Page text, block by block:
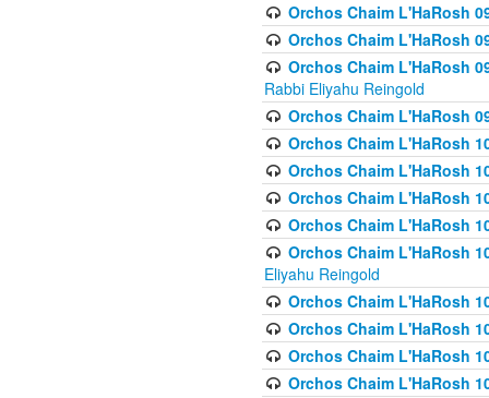
Orchos Chaim L'HaRosh
Orchos Chaim L'HaRosh
Orchos Chaim L'HaRosh
Rabbi Eliyahu Reingold
Orchos Chaim L'HaRosh
Orchos Chaim L'HaRosh
Orchos Chaim L'HaRosh
Orchos Chaim L'HaRosh
Orchos Chaim L'HaRosh
Orchos Chaim L'HaRosh
Eliyahu Reingold
Orchos Chaim L'HaRosh
Orchos Chaim L'HaRosh
Orchos Chaim L'HaRosh
Orchos Chaim L'HaRosh